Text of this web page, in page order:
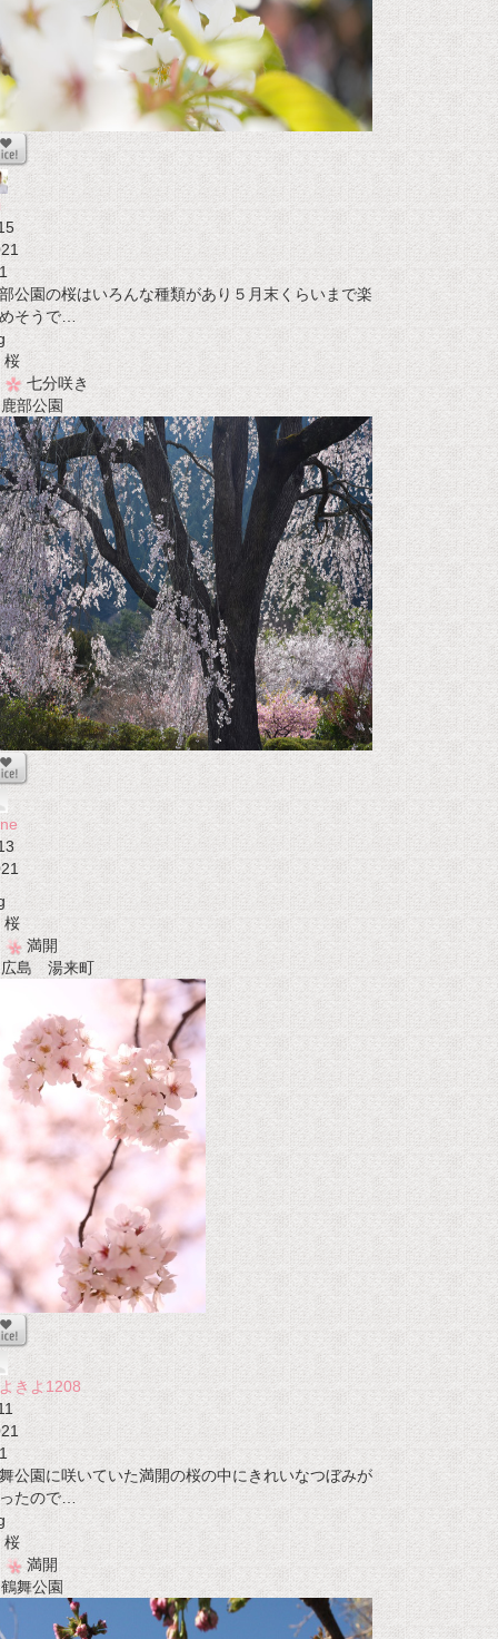
1
公園の桜はいろんな種類があり５月末くらいまで楽
そうで…
桜
七分咲き
部公園
桜
満開
島 湯来町
きよ1208
1
公園に咲いていた満開の桜の中にきれいなつぼみが
たので…
桜
満開
舞公園